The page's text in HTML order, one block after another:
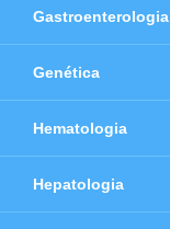
Gastroenterologia
Genética
Hematologia
Hepatologia